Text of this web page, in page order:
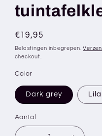
Normale
prijs
€19,95
Belastingen inbegrepen.
checkout.
Color
Dark grey Lila
Aantal